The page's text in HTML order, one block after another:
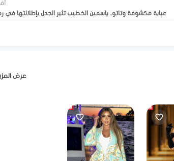
عباية مكشوفة وتاتو.. ياسمين الخطيب تثير الجدل بإطلالتها في
عرض